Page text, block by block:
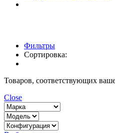
Фильтры
Сортировка:
Товаров, соответствующих
Close